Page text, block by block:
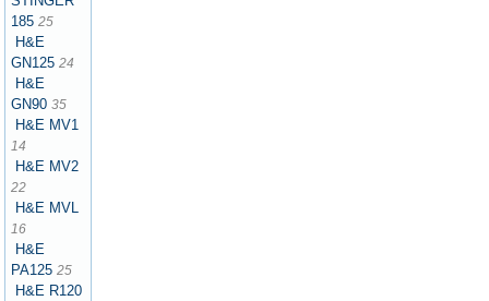
185 25
H&E
GN125 24
H&E
GN90 35
H&E MV1
14
H&E MV2
22
H&E MVL
16
H&E
PA125 25
H&E R120